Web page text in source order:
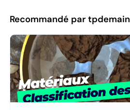
Recommandé par tpdemain